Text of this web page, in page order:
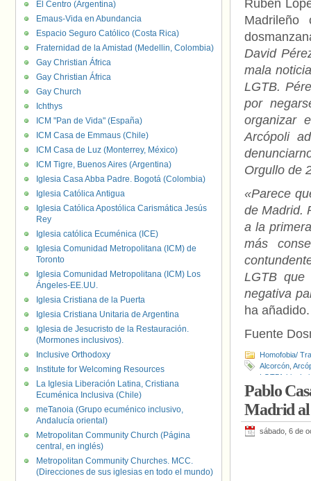
Rubén
Madrileño
David
mala
LGTB.
por
organizar
Arcópoli
Orgullo de
«Parece
de Madrid.
a la
más
LGTB que
negativa
ha añadido.
Fuente
Homofobia/
Alcorcón
LGTBfobia
Pablo
Madrid al
sábado, 6 de
El Centro (Argentina)
Emaus-Vida en Abundancia
Espacio Seguro Católico (Costa Rica)
Fraternidad de la Amistad (Medellin, Colombia)
Gay Christian África
Gay Christian África
Gay Church
Ichthys
ICM "Pan de Vida" (España)
ICM Casa de Emmaus (Chile)
ICM Casa de Luz (Monterrey, México)
ICM Tigre, Buenos Aires (Argentina)
Iglesia Casa Abba Padre. Bogotá (Colombia)
Iglesia Católica Antigua
Iglesia Católica Apostólica Carismática Jesús
Rey
Iglesia católica Ecuménica (ICE)
Iglesia Comunidad Metropolitana (ICM) de
Toronto
Iglesia Comunidad Metropolitana (ICM) Los
Ángeles-EE.UU.
Iglesia Cristiana de la Puerta
Iglesia Cristiana Unitaria de Argentina
Iglesia de Jesucristo de la Restauración.
(Mormones inclusivos).
Inclusive Orthodoxy
Institute for Welcoming Resources
La Iglesia Liberación Latina, Cristiana
Ecuménica Inclusiva (Chile)
meTanoia (Grupo ecuménico inclusivo,
Andalucía oriental)
Metropolitan Community Church (Página
central, en inglés)
Metropolitan Community Churches. MCC.
(Direcciones de sus iglesias en todo el mundo)